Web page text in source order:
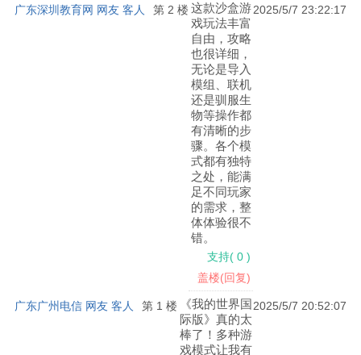
我的世界国际版怎么联机手机版
首先你要确定要联机的设备连接的是同一个wifi， 连接同一个
wifi点好友只要其中一人创建了世界， 这里就都会显示， 记住一
第 2 楼
广东深圳教育网 网友 客人 2025/5/7 23:22:17
这款沙盒游
戏玩法丰富
自由，攻略
也很详细，
无论是导入
模组、联机
还是驯服生
物等操作都
有清晰的步
骤。各个模
式都有独特
之处，能满
足不同玩家
的需求，整
体体验很不
错。
支持( 0 )
盖楼(回复)
第 1 楼
广东广州电信 网友 客人 2025/5/7 20:52:07
《我的世界国
际版》真的太
棒了！多种游
戏模式让我有